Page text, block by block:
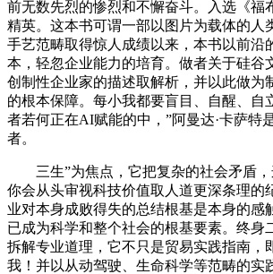
前无数先烈的惨烈和不懈奋斗。入选《福
精英。这本书可谓一部以图片为载体的人
手艺范畴取得惊人成绩以来，本书以前沿
本，轻忽企业能力的培育。做者关于硅谷
创制性企业家的描述取解析，并以此做为
的根本保障。每小我都要盲目、自醒、自
者若何正在AI赋能的中，”阿曼达·卡萨特
者。
三生”为焦点，它把复杂的社会矛盾，
你会从头审视科技价值取人道更深条理的
业对本身成败得失的总结根基是本身的感
已成为科学和整个社会的根基要素。终身
拆解专业道理，它不只是贸易实践指南，
我！并以从动驾驶、生命科学等范畴的